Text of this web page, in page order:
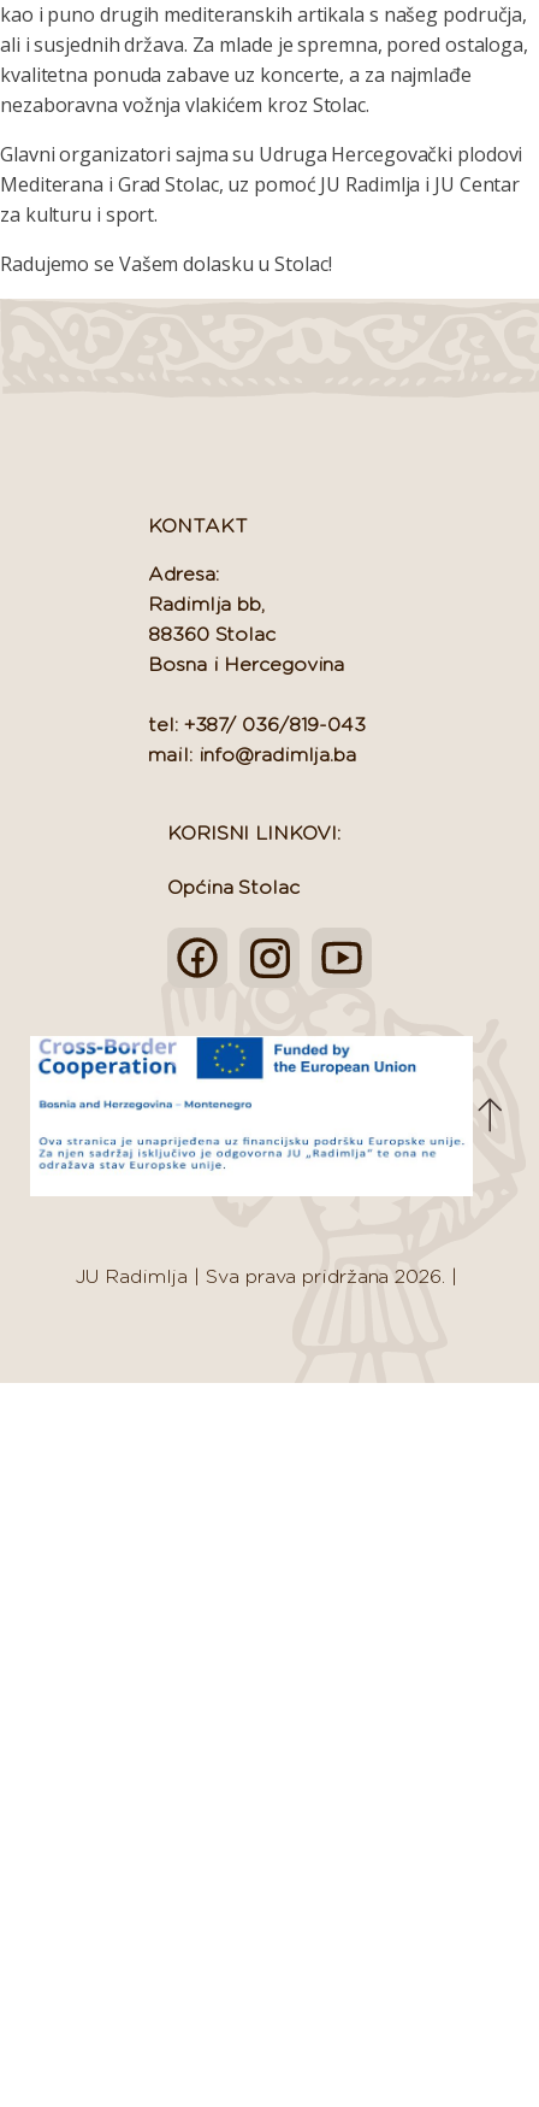
kao i puno drugih mediteranskih artikala s našeg područja,
ali i susjednih država. Za mlade je spremna, pored ostaloga,
kvalitetna ponuda zabave uz koncerte, a za najmlađe
nezaboravna vožnja vlakićem kroz Stolac.
Glavni organizatori sajma su Udruga Hercegovački plodovi
Mediterana i Grad Stolac, uz pomoć JU Radimlja i JU Centar
za kulturu i sport.
Radujemo se Vašem dolasku u Stolac!
KONTAKT
Adresa:
Radimlja bb,
88360 Stolac
Bosna i Hercegovina
tel: +387/ 036/819-043
mail: info@radimlja.ba
KORISNI LINKOVI:
Općina Stolac
JU Radimlja Sva prava pridržana 2026.